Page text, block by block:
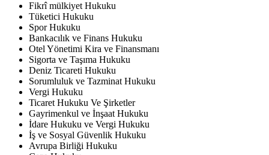
Fikrî mülkiyet Hukuku
Tüketici Hukuku
Spor Hukuku
Bankacılık ve Finans Hukuku
Otel Yönetimi Kira ve Finansmanı
Sigorta ve Taşıma Hukuku
Deniz Ticareti Hukuku
Sorumluluk ve Tazminat Hukuku
Vergi Hukuku
Ticaret Hukuku Ve Şirketler
Gayrimenkul ve İnşaat Hukuku
İdare Hukuku ve Vergi Hukuku
İş ve Sosyal Güvenlik Hukuku
Avrupa Birliği Hukuku